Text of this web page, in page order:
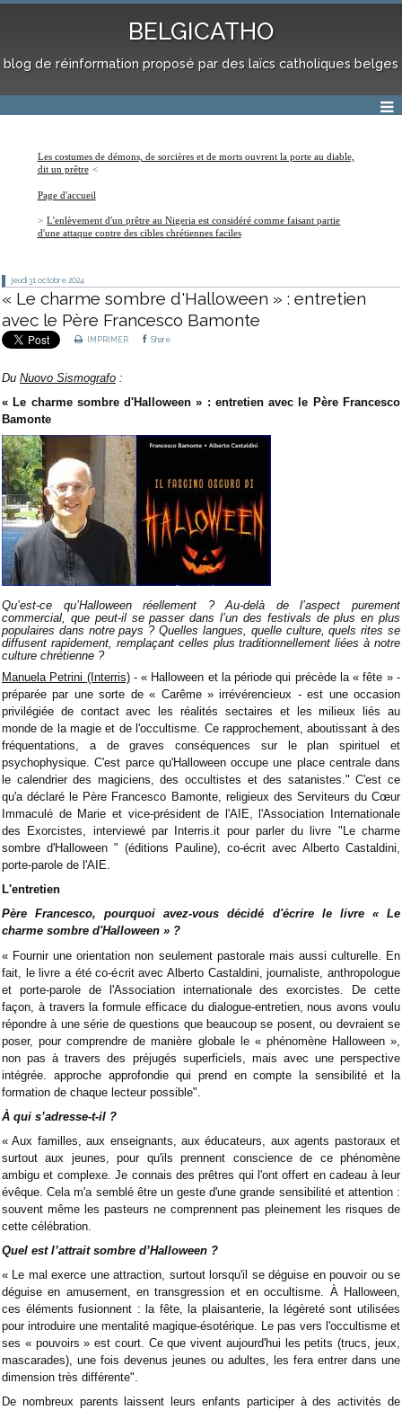
BELGICATHO
blog de réinformation proposé par des laïcs catholiques belges
Les costumes de démons, de sorcières et de morts ouvrent la porte au diable,
dit un prêtre
Page d'accueil
L'enlèvement d'un prêtre au Nigeria est considéré comme faisant partie
d'une attaque contre des cibles chrétiennes faciles
jeudi 31 octobre 2024
« Le charme sombre d'Halloween » : entretien
avec le Père Francesco Bamonte
IMPRIMER Share
Du Nuovo Sismografo :
« Le charme sombre d'Halloween » : entretien avec le Père Francesco
Bamonte
Qu’est-ce qu’Halloween réellement ? Au-delà de l’aspect purement
commercial, que peut-il se passer dans l’un des festivals de plus en plus
populaires dans notre pays ? Quelles langues, quelle culture, quels rites se
diffusent rapidement, remplaçant celles plus traditionnellement liées à notre
culture chrétienne ?
Manuela Petrini (Interris)- « Halloween et la période qui précède la « fête » -
préparée par une sorte de « Carême » irrévérencieux - est une occasion
privilégiée de contact avec les réalités sectaires et les milieux liés au
monde de la magie et de l'occultisme. Ce rapprochement, aboutissant à des
fréquentations, a de graves conséquences sur le plan spirituel et
psychophysique. C'est parce qu'Halloween occupe une place centrale dans
le calendrier des magiciens, des occultistes et des satanistes." C'est ce
qu'a déclaré le Père Francesco Bamonte, religieux des Serviteurs du Cœur
Immaculé de Marie et vice-président de l'AIE, l'Association Internationale
des Exorcistes, interviewé par Interris.it pour parler du livre "Le charme
sombre d'Halloween " (éditions Pauline), co-écrit avec Alberto Castaldini,
porte-parole de l'AIE.
L'entretien
Père Francesco, pourquoi avez-vous décidé d'écrire le livre « Le
charme sombre d'Halloween » ?
« Fournir une orientation non seulement pastorale mais aussi culturelle. En
fait, le livre a été co-écrit avec Alberto Castaldini, journaliste, anthropologue
et porte-parole de l'Association internationale des exorcistes. De cette
façon, à travers la formule efficace du dialogue-entretien, nous avons voulu
répondre à une série de questions que beaucoup se posent, ou devraient se
poser, pour comprendre de manière globale le « phénomène Halloween »,
non pas à travers des préjugés superficiels, mais avec une perspective
intégrée. approche approfondie qui prend en compte la sensibilité et la
formation de chaque lecteur possible".
À qui s’adresse-t-il ?
« Aux familles, aux enseignants, aux éducateurs, aux agents pastoraux et
surtout aux jeunes, pour qu'ils prennent conscience de ce phénomène
ambigu et complexe. Je connais des prêtres qui l'ont offert en cadeau à leur
évêque. Cela m'a semblé être un geste d'une grande sensibilité et attention :
souvent même les pasteurs ne comprennent pas pleinement les risques de
cette célébration.
Quel est l’attrait sombre d’Halloween ?
« Le mal exerce une attraction, surtout lorsqu'il se déguise en pouvoir ou se
déguise en amusement, en transgression et en occultisme. À Halloween,
ces éléments fusionnent : la fête, la plaisanterie, la légèreté sont utilisées
pour introduire une mentalité magique-ésotérique. Le pas vers l'occultisme et
ses « pouvoirs » est court. Ce que vivent aujourd'hui les petits (trucs, jeux,
mascarades), une fois devenus jeunes ou adultes, les fera entrer dans une
dimension très différente".
De nombreux parents laissent leurs enfants participer à des activités de